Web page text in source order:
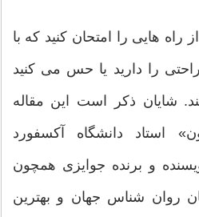
هایی را امتحان کنید که با
را دارید یا حس می کنید
شایان ذکر است این مقاله
استاد دانشگاه آکسفورد
و برنده جوایزی همچون
روان شناس جهان و بهترین